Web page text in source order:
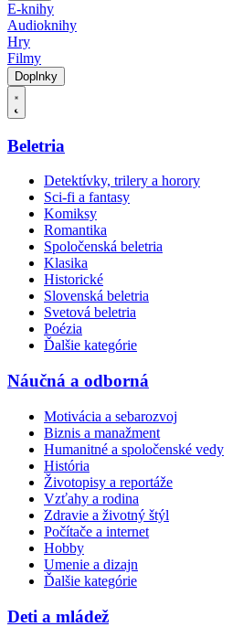
E-knihy
Audioknihy
Hry
Filmy
Doplnky
Beletria
Detektívky, trilery a horory
Sci-fi a fantasy
Komiksy
Romantika
Spoločenská beletria
Klasika
Historické
Slovenská beletria
Svetová beletria
Poézia
Ďalšie kategórie
Náučná a odborná
Motivácia a sebarozvoj
Biznis a manažment
Humanitné a spoločenské vedy
História
Životopisy a reportáže
Vzťahy a rodina
Zdravie a životný štýl
Počítače a internet
Hobby
Umenie a dizajn
Ďalšie kategórie
Deti a mládež